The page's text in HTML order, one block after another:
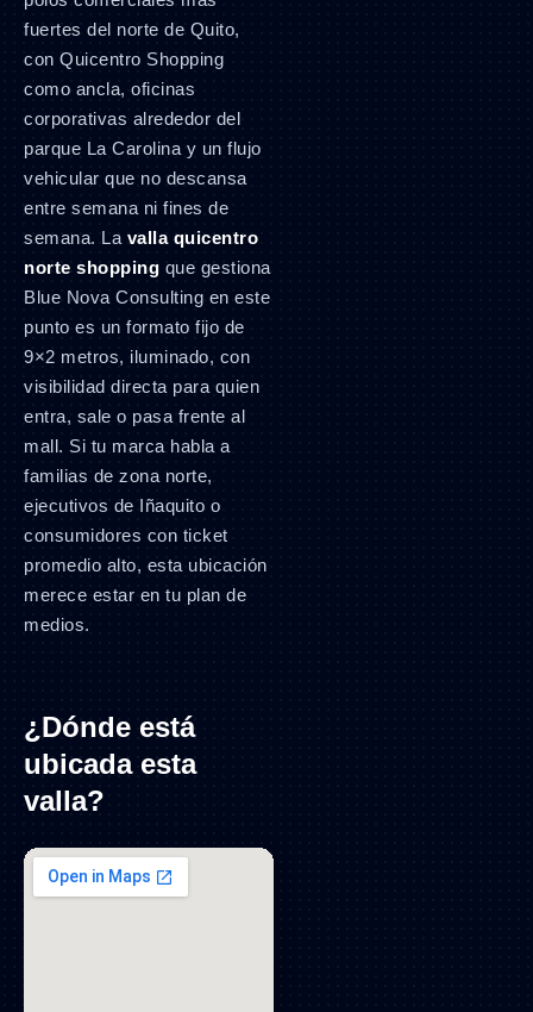
fuertes del norte de Quito,
con Quicentro Shopping
como ancla, oficinas
corporativas alrededor del
parque La Carolina y un flujo
vehicular que no descansa
entre semana ni fines de
semana. La valla quicentro
norte shopping que gestiona
Blue Nova Consulting en este
punto es un formato fijo de
9×2 metros, iluminado, con
visibilidad directa para quien
entra, sale o pasa frente al
mall. Si tu marca habla a
familias de zona norte,
ejecutivos de Iñaquito o
consumidores con ticket
promedio alto, esta ubicación
merece estar en tu plan de
medios.
¿Dónde está
ubicada esta
valla?